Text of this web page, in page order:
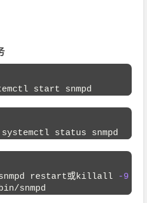
start snmpd
systemctl status snmpd
restart或killall -9
snmpd